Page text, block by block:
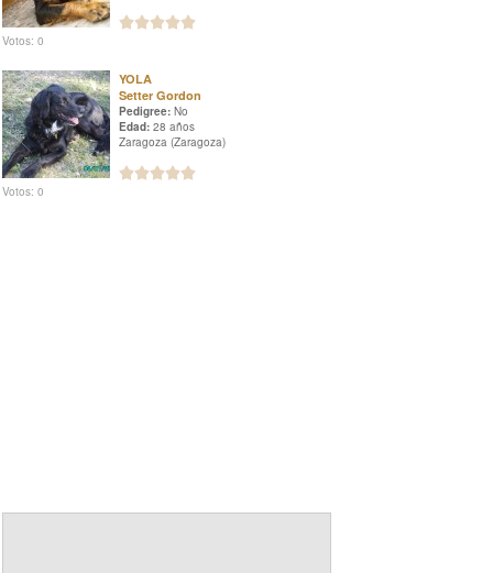
Votos: 0
YOLA
Setter Gordon
Pedigree: No
Edad: 28 años
Zaragoza (Zaragoza)
Votos: 0